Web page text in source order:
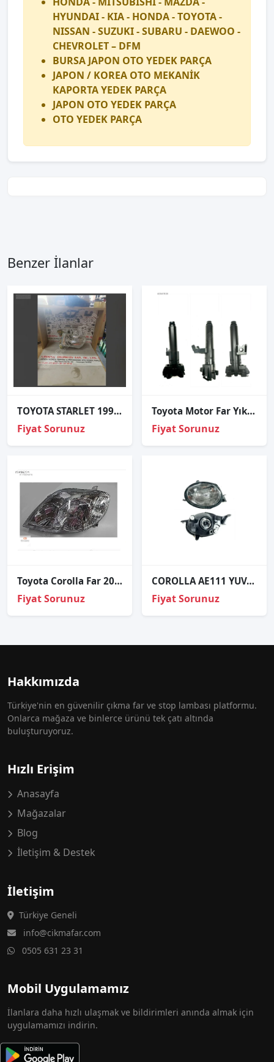
HYUNDAI - KIA - HONDA - TOYOTA -
NISSAN - SUZUKI - SUBARU - DAEWOO -
CHEVROLET – DFM
BURSA JAPON OTO YEDEK PARÇA
JAPON / KOREA OTO MEKANİK
KAPORTA YEDEK PARÇA
JAPON OTO YEDEK PARÇA
OTO YEDEK PARÇA
Benzer İlanlar
TOYOTA STARLET 1990-1993 SAĞ-SOL ÖN FAR ADET FİYATI 8115016601,
Fiyat Sorunuz
Toyota Motor Far Yıkama Hılux Revo 15-21 Sağ
Fiyat Sorunuz
Toyota Corolla Far 2002 2006 - Sol - Sağ - ADET FİYATI
Fiyat Sorunuz
COROLLA AE111 YUVARLAK SOL FAR
Fiyat Sorunuz
Hakkımızda
Türkiye'nin en güvenilir çıkma far ve stop lambası platformu.
Onlarca mağaza ve binlerce ürünü tek çatı altında
buluşturuyoruz.
Hızlı Erişim
Anasayfa
Mağazalar
Blog
İletişim & Destek
İletişim
Türkiye Geneli
info@cikmafar.com
0505 631 23 31
Mobil Uygulamamız
İlanlara daha hızlı ulaşmak ve bildirimleri anında almak için
uygulamamızı indirin.